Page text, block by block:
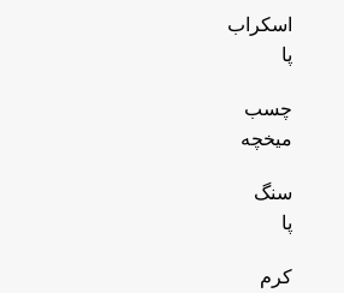
اسکراب
پا
چسب
میخچه
سنگ
پا
کرم